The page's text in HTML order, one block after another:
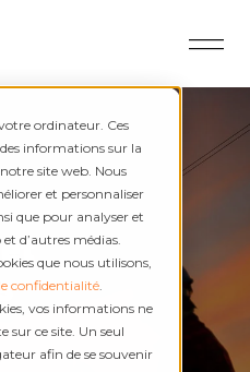
ordinateur. Ces
informations sur la
site web. Nous
et personnaliser
que pour analyser et
d’autres médias.
que nous utilisons,
confidentialité.
vos informations ne
sur ce site. Un seul
afin de se souvenir